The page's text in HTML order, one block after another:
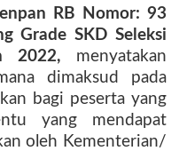
RB Nomor: 93
Grade SKD Seleksi
2022, menyatakan
dimaksud pada
bagi peserta yang
yang mendapat
oleh Kementerian/